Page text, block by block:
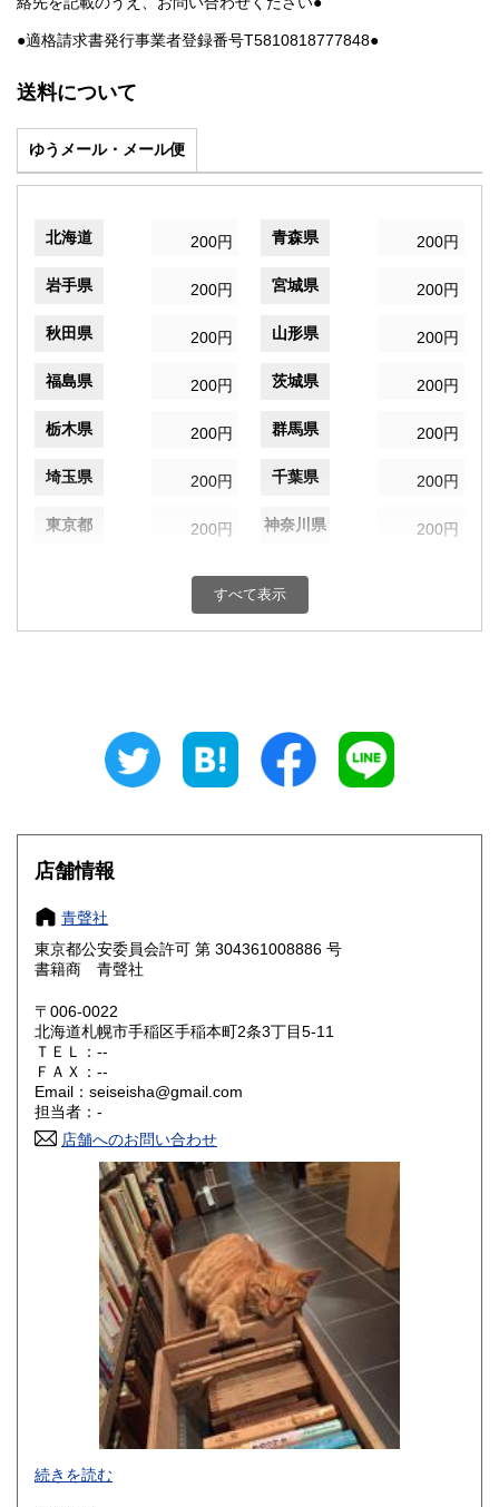
●適格請求書発行事業者登録番号T5810818777848●
送料について
ゆうメール・メール便
北海道 200円 青森県 200円
岩手県 200円 宮城県 200円
秋田県 200円 山形県 200円
福島県 200円 茨城県 200円
栃木県 200円 群馬県 200円
埼玉県 200円 千葉県 200円
東京都 200円 神奈川県 200円
200円 富山県
200円 三重県
大阪府
奈良県
鳥取県 200円 島根県
岡山県
山口県
香川県
高知県 200円
200円 長崎県
200円 大分県
200円 鹿児島県
200円
すべて表示
店舗情報
青聲社
東京都公安委員会許可 第 304361008886 号
書籍商 青聲社
〒006-0022
北海道札幌市手稲区手稲本町2条3丁目5-11
ＴＥＬ：--
ＦＡＸ：--
Email：seiseisha@gmail.com
担当者：-
店舗へのお問い合わせ
事務所営業です(店舗はございません)。
続きを読む